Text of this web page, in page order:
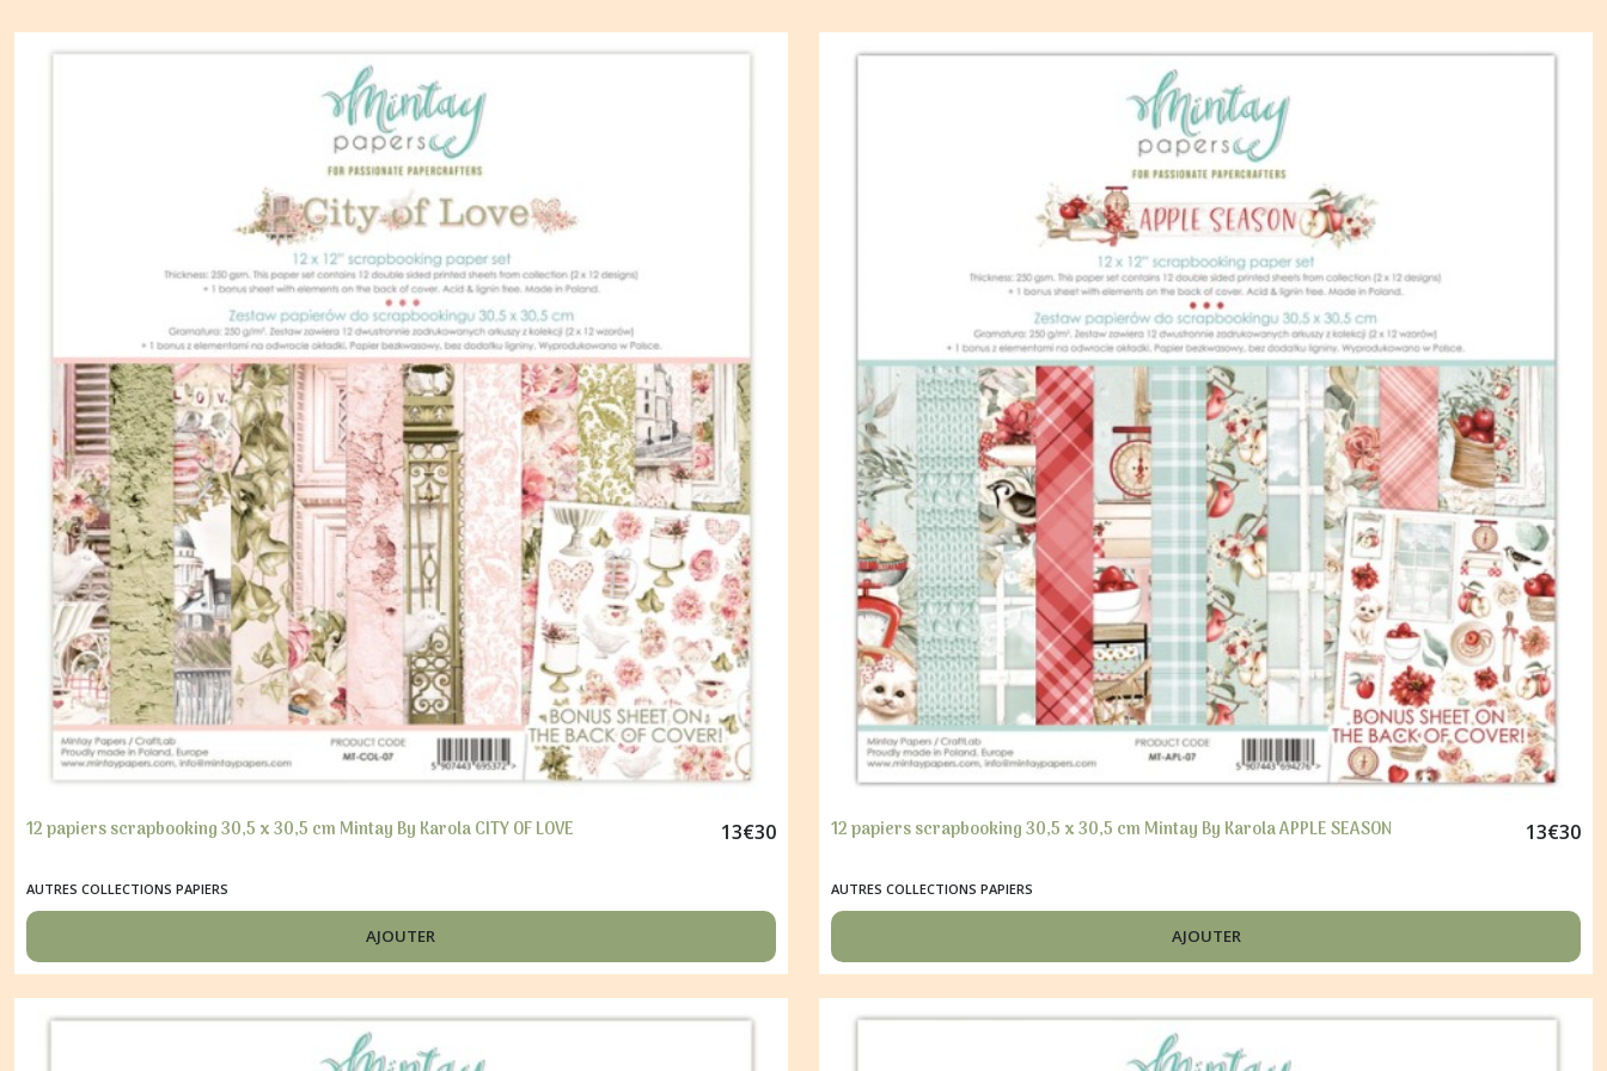
12 papiers scrapbooking 30,5 x 30,5 cm Mintay By Karola CITY OF LOVE 13€30
AUTRES COLLECTIONS PAPIERS
AJOUTER
12 papiers scrapbooking 30,5 x 30,5 cm Mintay By Karola APPLE SEASON 13€30
AUTRES COLLECTIONS PAPIERS
AJOUTER